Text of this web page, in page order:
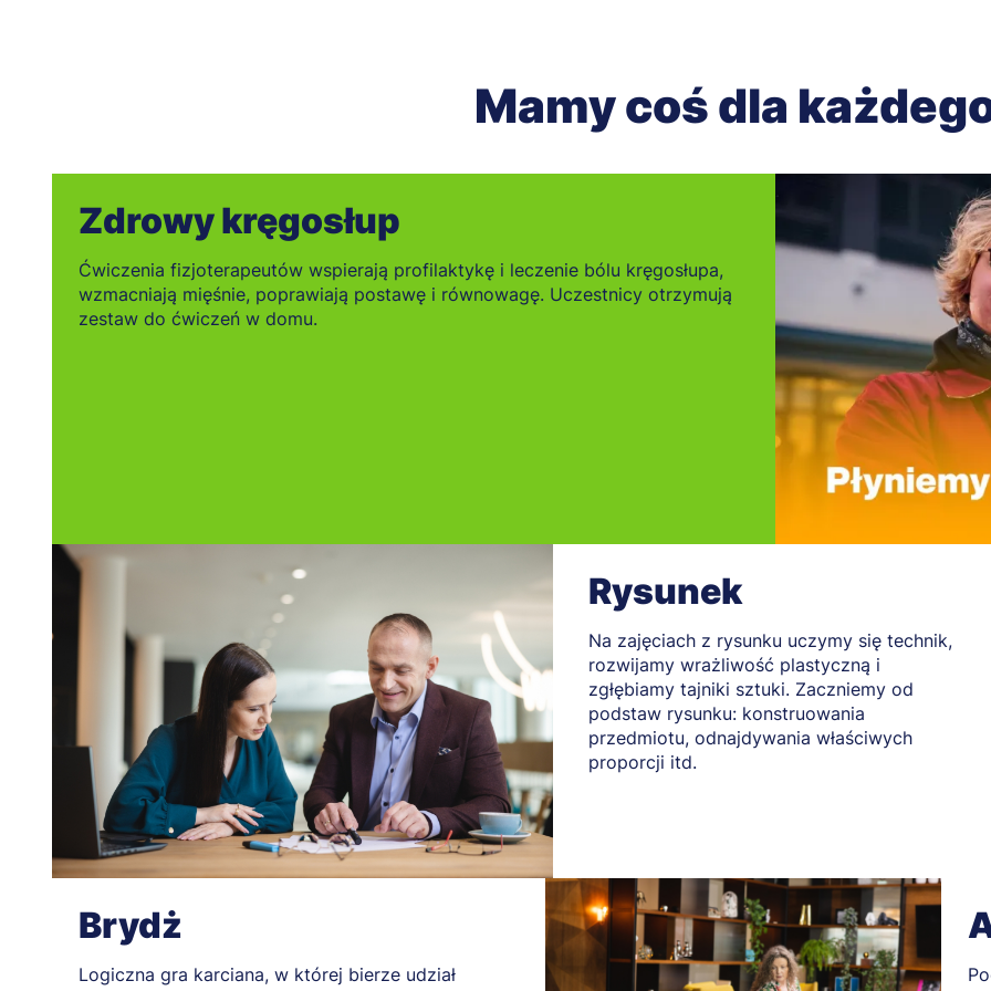
Mamy coś dla
Zdrowy kręgosłup
Ćwiczenia fizjoterapeutów wspierają profilaktykę i leczenie bólu kręgosłupa,
wzmacniają mięśnie, poprawiają postawę i równowagę. Uczestnicy otrzymują
zestaw do ćwiczeń w domu.
Rysunek
Na zajęciach z rysunku uczymy się technik,
rozwijamy wrażliwość plastyczną i
zgłębiamy tajniki sztuki. Zaczniemy od
podstaw rysunku: konstruowania
przedmiotu, odnajdywania właściwych
proporcji itd.
Brydż
Logiczna gra karciana, w której bierze udział